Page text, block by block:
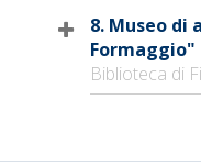
8. Museo di
Formaggio"
Biblioteca di